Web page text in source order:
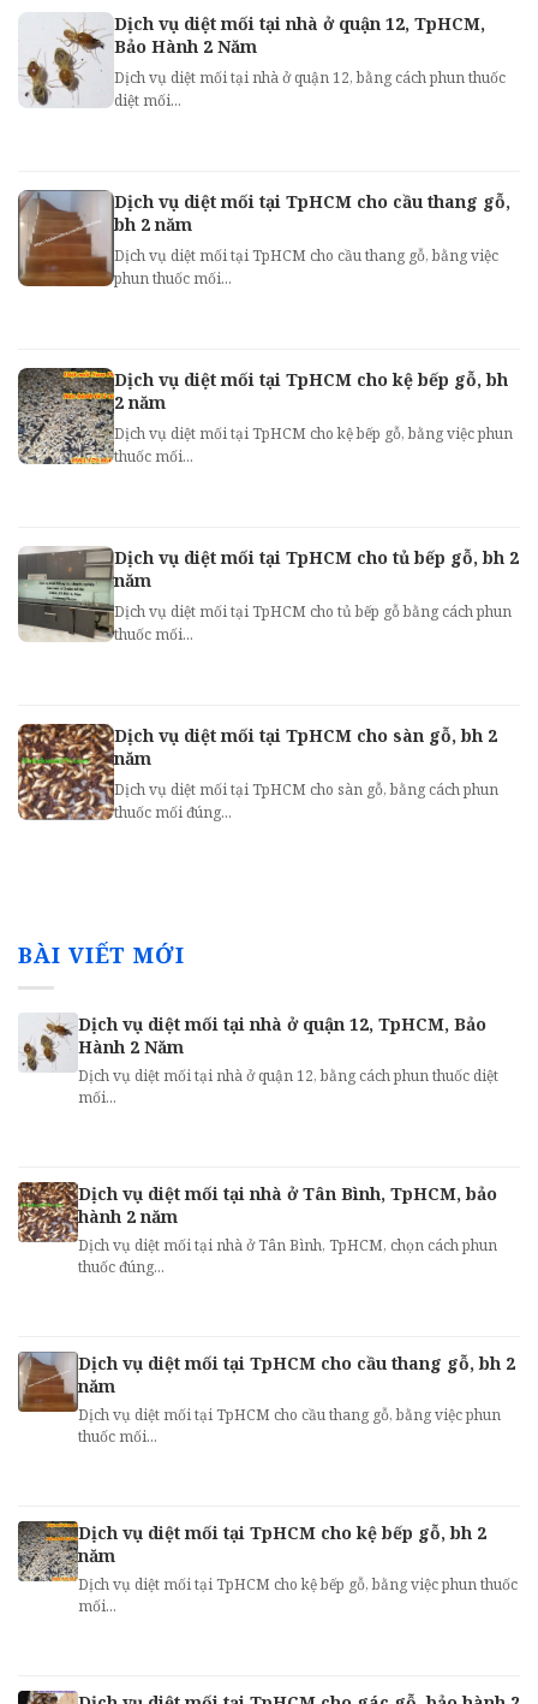
Dịch vụ diệt mối tại nhà ở quận 12, TpHCM,
Bảo Hành 2 Năm
Dịch vụ diệt mối tại nhà ở quận 12, bằng cách phun thuốc
diệt mối...
Dịch vụ diệt mối tại TpHCM cho cầu thang gỗ,
bh 2 năm
Dịch vụ diệt mối tại TpHCM cho cầu thang gỗ, bằng việc
phun thuốc mối...
Dịch vụ diệt mối tại TpHCM cho kệ bếp gỗ, bh
2 năm
Dịch vụ diệt mối tại TpHCM cho kệ bếp gỗ, bằng việc phun
thuốc mối...
Dịch vụ diệt mối tại TpHCM cho tủ bếp gỗ, bh 2
năm
Dịch vụ diệt mối tại TpHCM cho tủ bếp gỗ bằng cách phun
thuốc mối...
Dịch vụ diệt mối tại TpHCM cho sàn gỗ, bh 2
năm
Dịch vụ diệt mối tại TpHCM cho sàn gỗ, bằng cách phun
thuốc mối đúng...
BÀI VIẾT MỚI
Dịch vụ diệt mối tại nhà ở quận 12, TpHCM, Bảo
Hành 2 Năm
Dịch vụ diệt mối tại nhà ở quận 12, bằng cách phun thuốc diệt
mối...
Dịch vụ diệt mối tại nhà ở Tân Bình, TpHCM, bảo
hành 2 năm
Dịch vụ diệt mối tại nhà ở Tân Bình, TpHCM, chọn cách phun
thuốc đúng...
Dịch vụ diệt mối tại TpHCM cho cầu thang gỗ, bh 2
năm
Dịch vụ diệt mối tại TpHCM cho cầu thang gỗ, bằng việc phun
thuốc mối...
Dịch vụ diệt mối tại TpHCM cho kệ bếp gỗ, bh 2
năm
Dịch vụ diệt mối tại TpHCM cho kệ bếp gỗ, bằng việc phun thuốc
mối...